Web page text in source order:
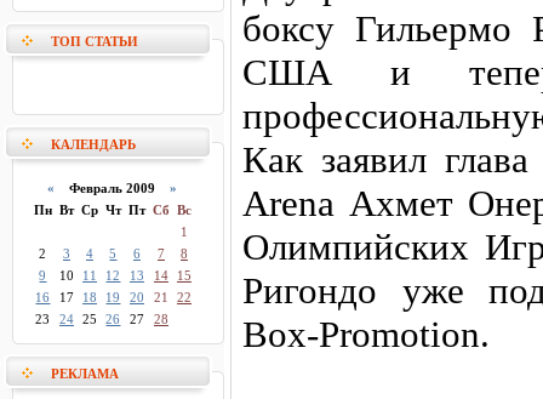
ТОП СТАТЬИ
КАЛЕНДАРЬ
« Февраль 2009»
Пн Вт Ср Чт Пт Сб Вс
1
2
3 4 5 6 7
8
9
10 11 12 13 14
15
16
17 18 19 20 21
22
23
24 25 26 27 28
РЕКЛАМА
боксу
США и
Как заявил
Arena Ахмет
Олимпийских
Ригондо уже
Box-Promotion.